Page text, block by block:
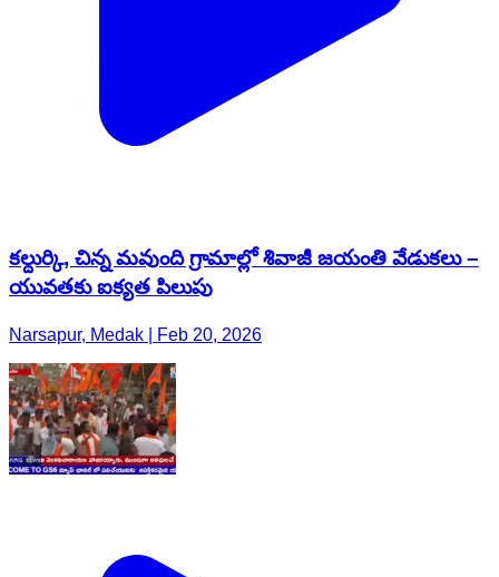
కల్దుర్కి, చిన్న మవుంది గ్రామాల్లో శివాజీ జయంతి వేడుకలు –
యువతకు ఐక్యత పిలుపు
Narsapur, Medak | Feb 20, 2026